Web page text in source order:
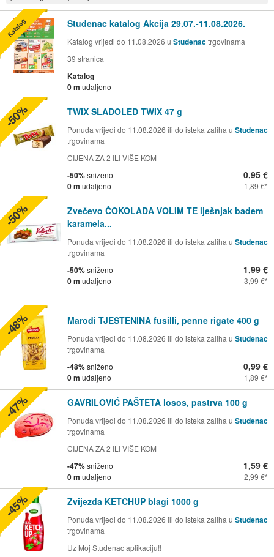
Studenac katalog Akcija 29.07.-11.08.2026.
Katalog vrijedi do 11.08.2026 u Studenactrgovinama
39 stranica
Katalog
0 m udaljeno
Katalog
TWIX SLADOLED TWIX 47 g
Ponuda vrijedi do 11.08.2026 ili do isteka zaliha u Studenac
trgovinama
CIJENA ZA 2 ILI VIŠE KOM
-50%sniženo
0 m udaljeno
0,95 €
1,89 €
-50%
Zvečevo ČOKOLADA VOLIM TE lješnjak badem
karamela...
Ponuda vrijedi do 11.08.2026 ili do isteka zaliha u Studenac
trgovinama
-50%sniženo
0 m udaljeno
1,99 €
3,99 €
-50%
Marodi TJESTENINA fusilli, penne rigate 400 g
Ponuda vrijedi do 11.08.2026 ili do isteka zaliha u Studenac
trgovinama
-48%sniženo
0 m udaljeno
0,99 €
1,89 €
-48%
GAVRILOVIĆ PAŠTETA losos, pastrva 100 g
Ponuda vrijedi do 11.08.2026 ili do isteka zaliha u Studenac
trgovinama
CIJENA ZA 2 ILI VIŠE KOM
-47%sniženo
0 m udaljeno
1,59 €
2,99 €
-47%
Zvijezda KETCHUP blagi 1000 g
Ponuda vrijedi do 11.08.2026 ili do isteka zaliha u Studenac
trgovinama
Uz Moj Studenac aplikaciju!!
-45%